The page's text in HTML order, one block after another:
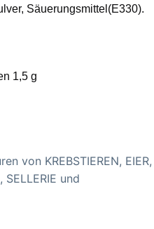
Säuerungsmittel(E330).
1,5 g
von KREBSTIEREN, EIER,
SELLERIE und